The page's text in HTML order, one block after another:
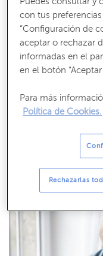
INVERSIÓN Y BOLSA
Qué es el
empresas
Cada día, miles y miles
mundo. Dentro de cada
con tus
“Configuración de
aceptar o rechazar
informadas en el
en el botón
Para más
Política de Cookies.
Rechazarlas